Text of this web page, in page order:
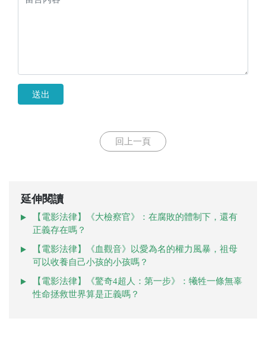
送出
回上一頁
延伸閱讀
【電影法律】《大檢察官》：在腐敗的體制下，還有
正義存在嗎？
【電影法律】《血觀音》以愛為名的權力風暴，祖母
可以收養自己小孩的小孩嗎？
【電影法律】《驚奇4超人：第一步》：犧牲一條無辜
性命拯救世界算是正義嗎？